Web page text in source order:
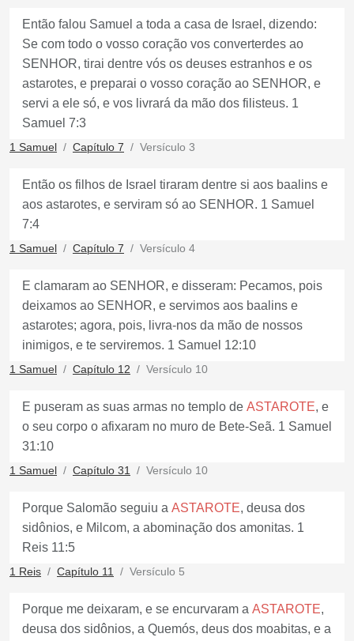
Então falou Samuel a toda a casa de Israel, dizendo:
Se com todo o vosso coração vos converterdes ao
SENHOR, tirai dentre vós os deuses estranhos e os
astarotes, e preparai o vosso coração ao SENHOR, e
servi a ele só, e vos livrará da mão dos filisteus. 1
Samuel 7:3
1 Samuel Capítulo 7 Versículo 3
Então os filhos de Israel tiraram dentre si aos baalins e
aos astarotes, e serviram só ao SENHOR. 1 Samuel
7:4
1 Samuel Capítulo 7 Versículo 4
E clamaram ao SENHOR, e disseram: Pecamos, pois
deixamos ao SENHOR, e servimos aos baalins e
astarotes; agora, pois, livra-nos da mão de nossos
inimigos, e te serviremos. 1 Samuel 12:10
1 Samuel Capítulo 12 Versículo 10
E puseram as suas armas no templo de ASTAROTE, e
o seu corpo o afixaram no muro de Bete-Seã. 1 Samuel
31:10
1 Samuel Capítulo 31 Versículo 10
Porque Salomão seguiu a ASTAROTE, deusa dos
sidônios, e Milcom, a abominação dos amonitas. 1
Reis 11:5
1 Reis Capítulo 11 Versículo 5
Porque me deixaram, e se encurvaram a ASTAROTE,
deusa dos sidônios, a Quemós, deus dos moabitas, e a